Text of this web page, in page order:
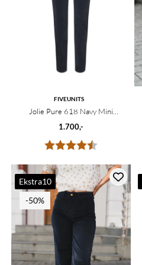
Karakter:
FIVEUNITS
Jolie Pure 618 Navy Mini
Corduroy Regular
1.700,-
Ekstra10
-50%